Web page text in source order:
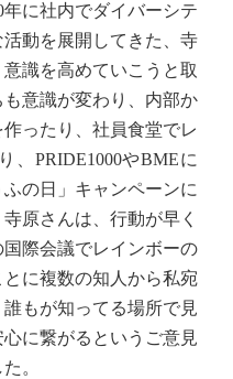
に社内でダイバーシテ
動を展開してきた、寺
識を高めていこうと取
意識が変わり、内部か
ったり、社員食堂でレ
、PRIDE1000やBMEに
の日」キャンペーンに
原さんは、行動が早く
際会議でレインボーの
に複数の知人から私宛
もが知ってる場所で見
に繋がるというご意見
た。